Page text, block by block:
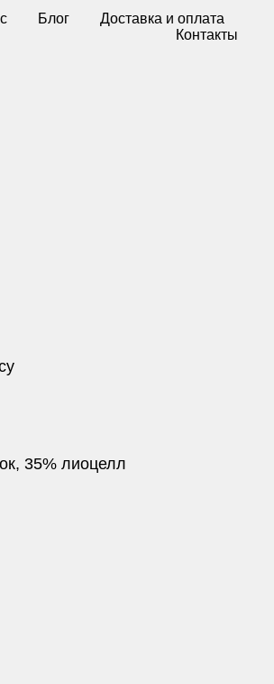
Блог
Доставка и оплата
Контакты
35% лиоцелл